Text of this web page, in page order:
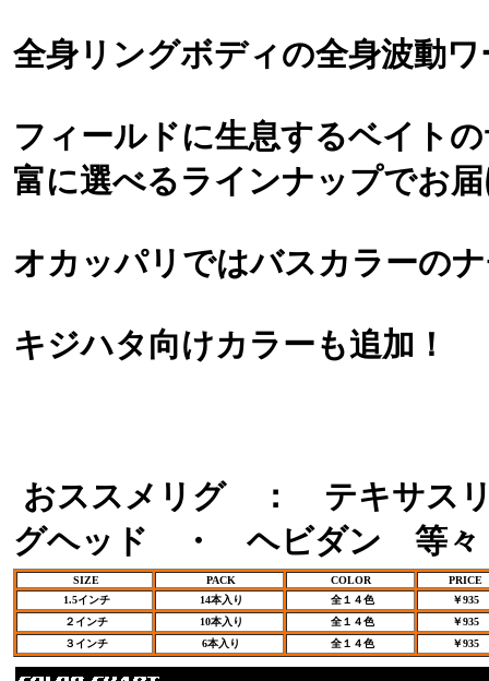
全身リングボディの全身波動
フィールドに生息するベイト
富に選べるラインナップでお
オカッパリではバスカラーの
キジハタ向けカラーも追加！
おススメリグ ： テキサ
グヘッド ・ ヘビダン 等々
SIZE PACK COLOR
PRICE
1.5インチ
14本入り 全１４色
￥935
２インチ
10本入り 全１４色
￥935
３インチ
6本入り 全１４色 ￥935